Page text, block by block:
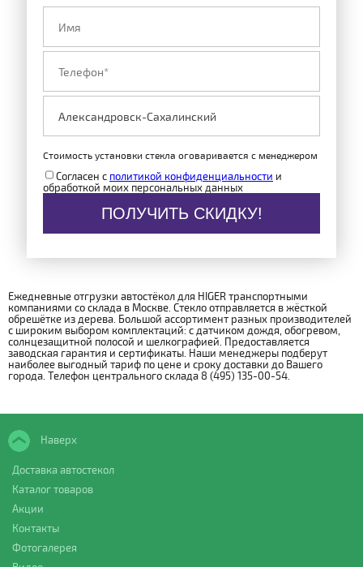
Стоимость установки стекла оговаривается с менеджером
Согласен с политикой конфиденциальности и
обработкой моих персональных данных
ПОЛУЧИТЬ СКИДКУ!
Ежедневные отгрузки автостёкол для HIGER транспортными
компаниями со склада в Москве. Стекло отправляется в жёсткой
обрешётке из дерева. Большой ассортимент разных производителей
с широким выбором комплектаций: с датчиком дождя, обогревом,
солнцезащитной полосой и шелкографией. Предоставляется
заводская гарантия и сертификаты. Наши менеджеры подберут
наиболее выгодный тариф по цене и сроку доставки до Вашего
города. Телефон центрального склада 8 (495) 135-00-54.
Наверх
Доставка автостекол
Каталог товаров
Акции
Контакты
Фотогалерея